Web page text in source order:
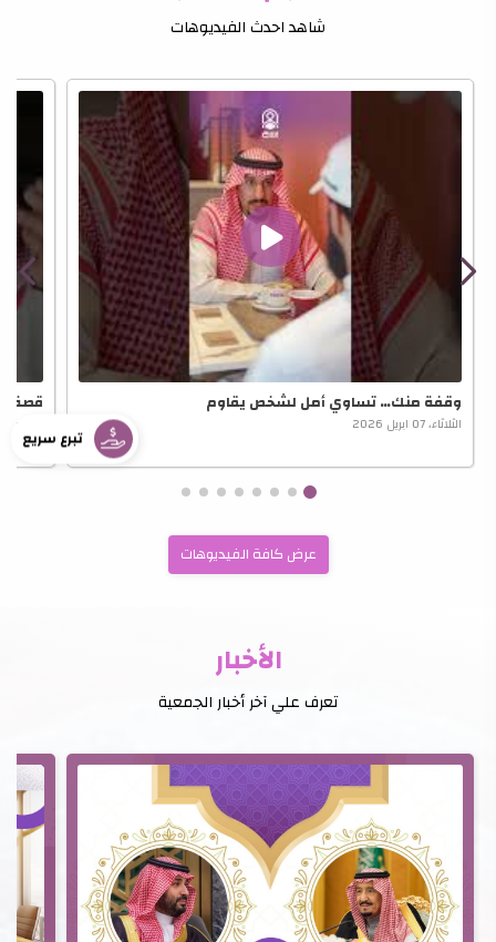
شاهد احدث الفيديوهات
وقفة منك… تساوي أمل لشخص يقاوم
الثلاثاء، 07 ابريل 2026
قصة
الثلاثاء، 07 ابريل 2026
عرض كافة الفيديوهات
الأخبار
تعرف علي آخر أخبار الجمعية
تبرع سريع